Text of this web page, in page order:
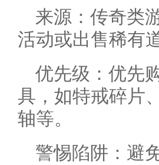
来源：传奇类
活动或出售稀有
优先级：优先
具，如特戒碎片
轴等。
警惕陷阱：避